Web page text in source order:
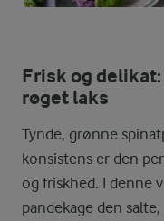
Frisk og
røget laks
Tynde, grønne
konsistens er den
og friskhed. I denne
pandekage den